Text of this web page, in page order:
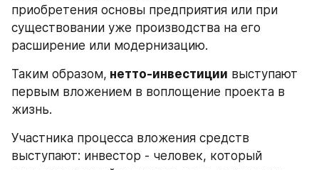
приобретения основы предприятия или при
существовании уже производства на его
расширение или модернизацию.
Таким образом, нетто-инвестиции выступают
первым вложением в воплощение проекта в
жизнь.
Участника процесса вложения средств
выступают: инвестор - человек, который